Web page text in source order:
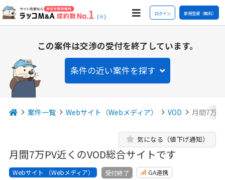
(※) ログイン 新規登録（無料）
この案件は交渉の受付を終了しています。
条件の近い案件を探す
案件一覧 Webサイト（Webメディア） VOD 月間7万
月間7万PV近くのVOD総合サイトです
気になる（値下げ通知）
Webサイト （Webメディア） 受付終了
GA連携